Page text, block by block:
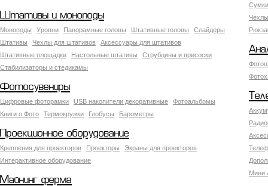
Штативы и моноподы
Моноподы Уровни Панорамные головы Штативные головы
Слайдеры
Штативы
Чехлы для штативов
Аксессуары для штативов
Штативные площадки
Настольные штативы
Струбцины и присоски
Стабилизаторы и стедикамы
Фотосувениры
Цифровые фоторамки USB накопители декоративные
Фотоальбомы
Книги о Фото
Термокружки Глобусы Барометры
Мини
Проекционное оборудование
Крепления для проекторов Проекторы
Экраны для проекторов
Интерактивное оборудование
Майнинг ферма